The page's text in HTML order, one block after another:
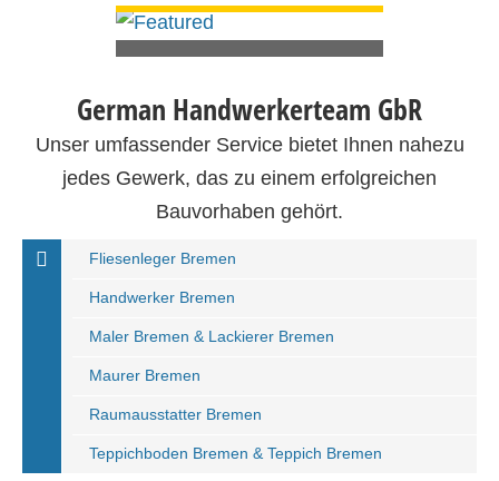
German Handwerkerteam GbR
Unser umfassender Service bietet Ihnen nahezu
jedes Gewerk, das zu einem erfolgreichen
Bauvorhaben gehört.
Fliesenleger Bremen
Handwerker Bremen
Maler Bremen & Lackierer Bremen
Maurer Bremen
Raumausstatter Bremen
Teppichboden Bremen & Teppich Bremen